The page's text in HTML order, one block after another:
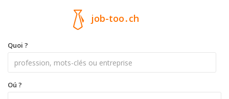
job-too.ch
Quoi ?
Oú ?